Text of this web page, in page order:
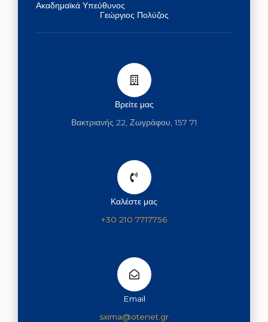
o
k
r
a
Ακαδημαϊκά Υπεύθυνος
Γεώργιος Πολύζος
Βρείτε μας
Βακτριανής 22, Ζωγράφου, 157 71
Καλέστε μας
+30 210 7717756
Email
sxima@otenet.gr